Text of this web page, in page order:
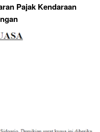
Pajak Kendaraan